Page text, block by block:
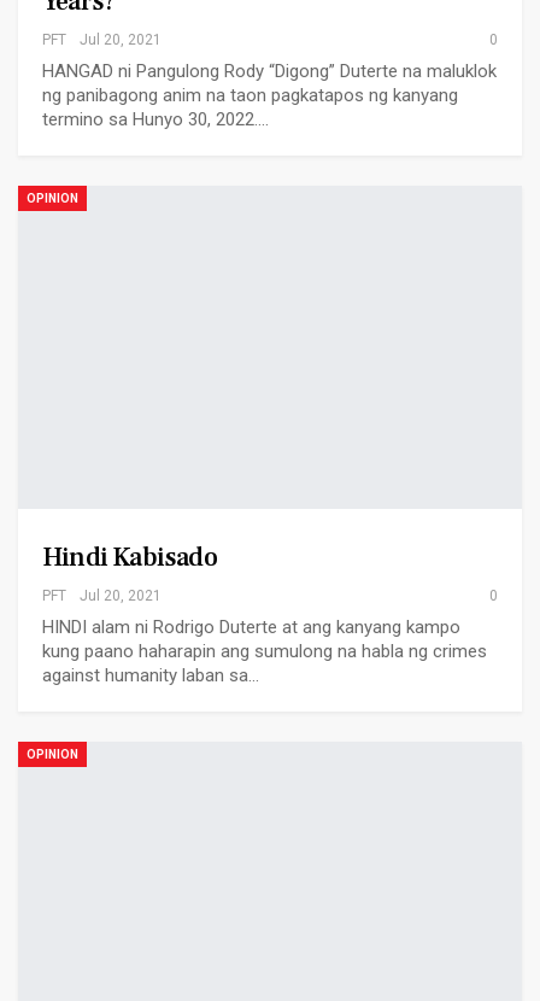
PFT Jul 20, 2021 0
HANGAD ni Pangulong Rody “Digong” Duterte na maluklok
ng panibagong anim na taon pagkatapos ng kanyang
termino sa Hunyo 30, 2022.…
OPINION
Hindi Kabisado
PFT Jul 20, 2021 0
HINDI alam ni Rodrigo Duterte at ang kanyang kampo
kung paano haharapin ang sumulong na habla ng crimes
against humanity laban sa…
OPINION